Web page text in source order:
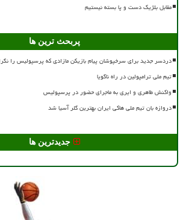
مقابل بلژیک دست و پا بسته نیستیم
پربحث ترین ها
دردسر جدید برای سرخپوشان پیام بازیکن مازادی که پرسپولیس را
تیم ملی ترامپولین در راه ناگویا
واکنش طاهری و ایری به ماجرای حضور در پرسپولیس
دروازه بان تیم ملی هاکی ایران بهترین گلر آسیا شد
جدیدترین ها